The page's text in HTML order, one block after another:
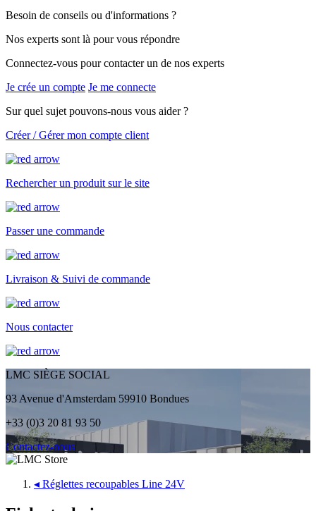
Besoin de conseils ou d'informations ?
Nos experts sont là pour vous répondre
Connectez-vous pour contacter un de nos experts
Je crée un compte Je me connecte
Sur quel sujet pouvons-nous vous aider ?
Créer / Gérer mon compte client
Rechercher un produit sur le site
Passer une commande
Livraison & Suivi de commande
Nous contacter
LMC SIÈGE SOCIAL
93 Avenue d'Amsterdam 59910 Bondues
+33 (0)3 20 81 93 50
Contactez-nous
◂ Réglettes recoupables Line 24V